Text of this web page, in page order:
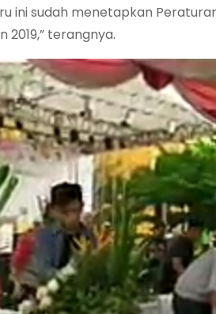
ini sudah menetapkan
2019,” terangnya.